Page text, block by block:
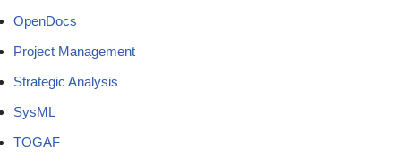
OpenDocs
Project Management
Strategic Analysis
SysML
TOGAF